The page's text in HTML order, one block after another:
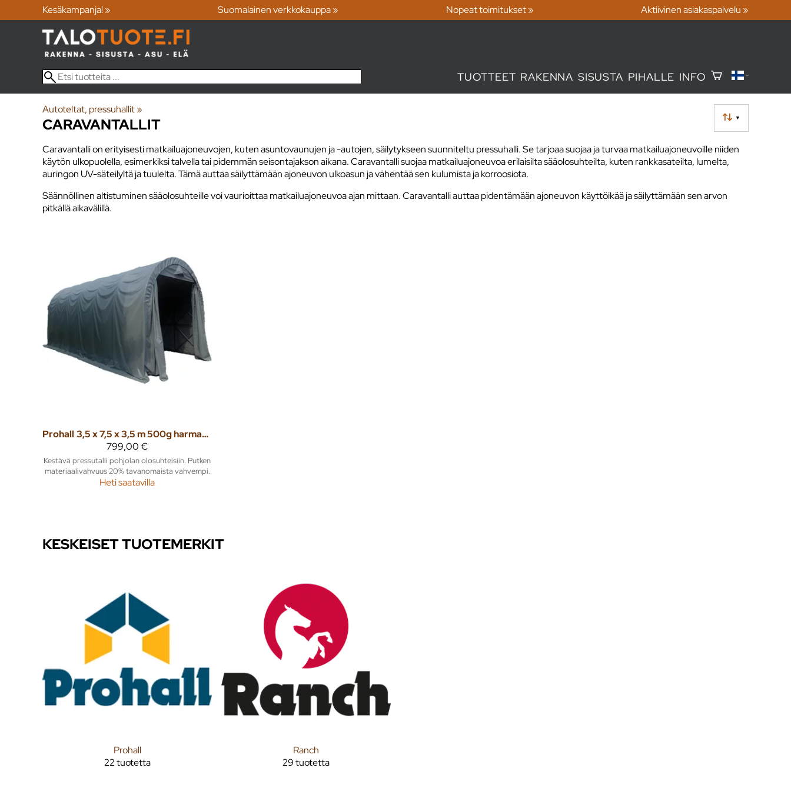
Kesäkampanja! » Suomalainen verkkokauppa » Nopeat toimitukset » Aktiivinen asiakaspalvelu »
TUOTTEET RAKENNA SISUSTA PIHALLE INFO
Autoteltat, pressuhallit‪»
▼
CARAVANTALLIT
Caravantalli on erityisesti matkailuajoneuvojen, kuten asuntovaunujen ja -autojen, säilytykseen suunniteltu pressuhalli. Se tarjoaa suojaa ja turvaa matkailuajoneuvoille niiden
käytön ulkopuolella, esimerkiksi talvella tai pidemmän seisontajakson aikana. Caravantalli suojaa matkailuajoneuvoa erilaisilta sääolosuhteilta, kuten rankkasateilta, lumelta,
auringon UV-säteilyltä ja tuulelta. Tämä auttaa säilyttämään ajoneuvon ulkoasun ja vähentää sen kulumista ja korroosiota.
Säännöllinen altistuminen sääolosuhteille voi vaurioittaa matkailuajoneuvoa ajan mittaan. Caravantalli auttaa pidentämään ajoneuvon käyttöikää ja säilyttämään sen arvon
pitkällä aikavälillä.
Prohall
3,5 x 7,5 x 3,5 m 500g harmaa caravantalli
799,00 €
Kestävä pressutalli pohjolan olosuhteisiin. Putken
materiaalivahvuus 20% tavanomaista vahvempi.
Heti saatavilla
KESKEISET TUOTEMERKIT
Prohall
22 tuotetta
Ranch
29 tuotetta